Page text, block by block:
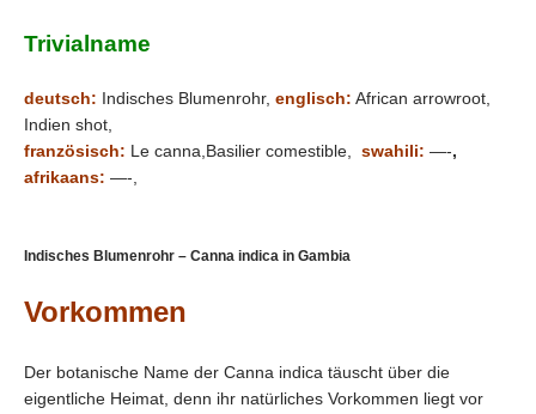
Trivialname
deutsch: Indisches Blumenrohr, englisch: African arrowroot,
Indien shot,
französisch: Le canna,Basilier comestible, swahili: —-,
afrikaans: —-,
Indisches Blumenrohr – Canna indica in Gambia
Vorkommen
Der botanische Name der Canna indica täuscht über die
eigentliche Heimat, denn ihr natürliches Vorkommen liegt vor